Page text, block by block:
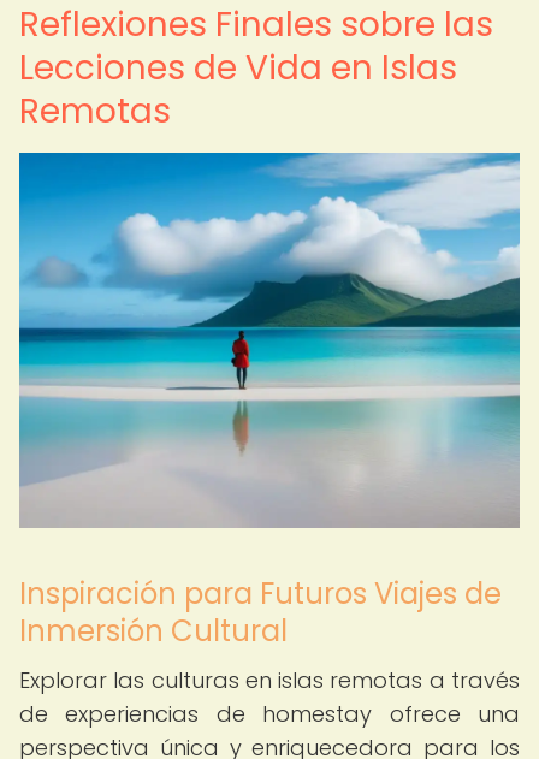
Reflexiones Finales sobre las
Lecciones de Vida en Islas
Remotas
Inspiración para Futuros Viajes de
Inmersión Cultural
Explorar las culturas en islas remotas a través
de experiencias de homestay ofrece una
perspectiva única y enriquecedora para los